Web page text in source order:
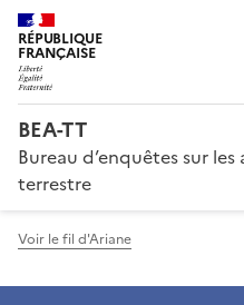
RÉPUBLIQUE
FRANÇAISE
BEA-TT
Bureau d’enquêtes sur
terrestre
Voir le fil d'Ariane